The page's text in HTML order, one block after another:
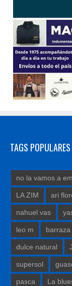
TAGS POPULARES
no la vamos a
LA ZIM ari
nahuel vas
leo m barraza
dulce natural
supersol
pasca La